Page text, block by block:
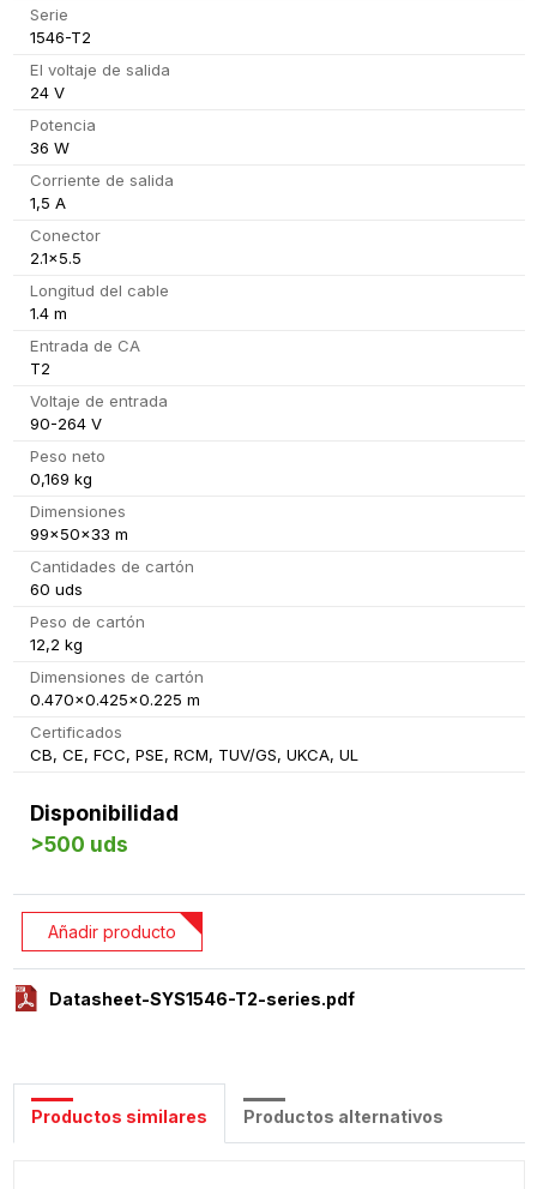
Serie
1546-T2
El voltaje de salida
24 V
Potencia
36 W
Corriente de salida
1,5 A
Conector
2.1x5.5
Longitud del cable
1.4 m
Entrada de CA
T2
Voltaje de entrada
90-264 V
Peso neto
0,169 kg
Dimensiones
99x50x33 m
Cantidades de cartón
60 uds
Peso de cartón
12,2 kg
Dimensiones de cartón
0.470x0.425x0.225 m
Certificados
CB, CE, FCC, PSE, RCM, TUV/GS, UKCA, UL
Disponibilidad
>500 uds
Datasheet-SYS1546-T2-series.pdf
Añadir producto
Productos similares Productos alternativos